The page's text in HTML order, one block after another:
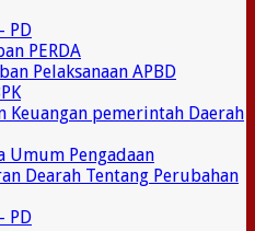
PD
PERDA
Pelaksanaan APBD
Keuangan pemerintah Daerah
Umum Pengadaan
Dearah Tentang Perubahan
PD